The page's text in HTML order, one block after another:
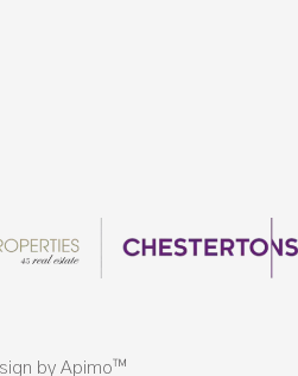
by Apimo™